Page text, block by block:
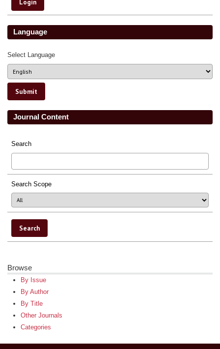
Language
Select Language
Journal Content
Search
Search Scope
Browse
By Issue
By Author
By Title
Other Journals
Categories